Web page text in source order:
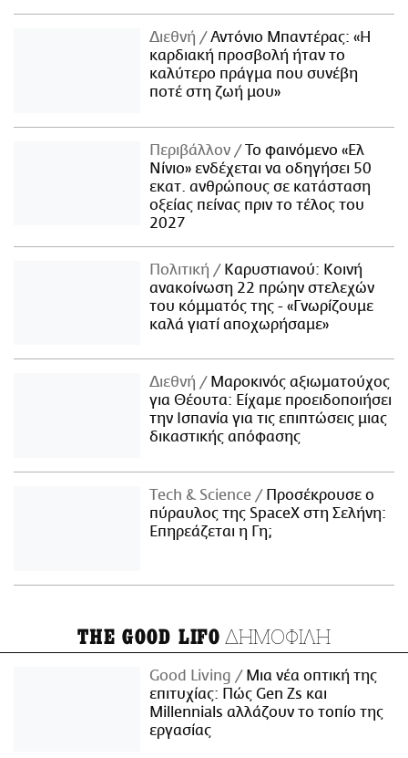
Διεθνή
Αντόνιο Μπαντέρας: «Η
καρδιακή προσβολή ήταν το
καλύτερο πράγμα που συνέβη
ποτέ στη ζωή μου»
Περιβάλλον
Το φαινόμενο «Ελ
Νίνιο» ενδέχεται να οδηγήσει 50
εκατ. ανθρώπους σε κατάσταση
οξείας πείνας πριν το τέλος του
2027
Πολιτική
Καρυστιανού: Κοινή
ανακοίνωση 22 πρώην στελεχών
του κόμματός της - «Γνωρίζουμε
καλά γιατί αποχωρήσαμε»
Διεθνή
Μαροκινός αξιωματούχος
για Θέουτα: Είχαμε προειδοποιήσει
την Ισπανία για τις επιπτώσεις μιας
δικαστικής απόφασης
Τech & Science
Προσέκρουσε ο
πύραυλος της SpaceX στη Σελήνη:
Επηρεάζεται η Γη;
THE GOOD LIFO ΔΗΜΟΦΙΛΗ
Good Living
Μια νέα οπτική της
επιτυχίας: Πώς Gen Zs και
Millennials αλλάζουν το τοπίο της
εργασίας